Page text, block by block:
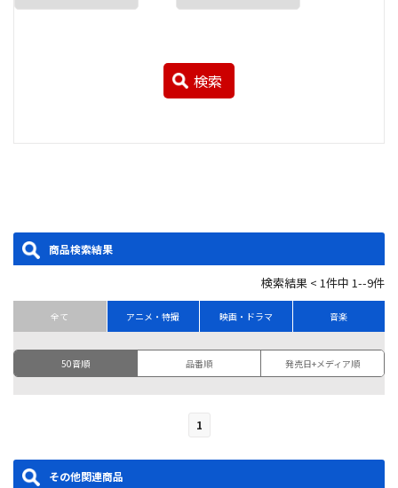
検索
商品検索結果
検索結果 < 1件中 1--9件
全て アニメ・特撮 映画・ドラマ 音楽
50音順 品番順 発売日+メディア順
1
その他関連商品